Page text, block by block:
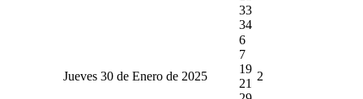
33
34
Jueves 30 de Enero de 2025
6
7
19
21
2